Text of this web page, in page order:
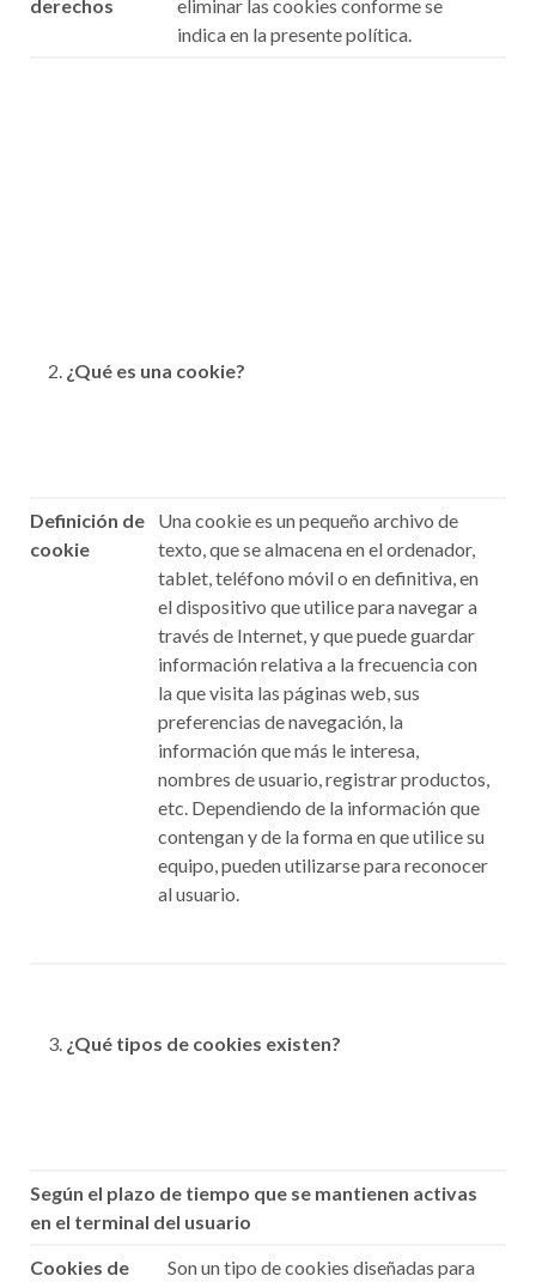
derechos
eliminar las cookies conforme se
indica en la presente política.
¿Qué es una cookie?
Definición de
cookie
Una cookie es un pequeño archivo de
texto, que se almacena en el ordenador,
tablet, teléfono móvil o en definitiva, en
el dispositivo que utilice para navegar a
través de Internet, y que puede guardar
información relativa a la frecuencia con
la que visita las páginas web, sus
preferencias de navegación, la
información que más le interesa,
nombres de usuario, registrar productos,
etc. Dependiendo de la información que
contengan y de la forma en que utilice su
equipo, pueden utilizarse para reconocer
al usuario.
¿Qué tipos de cookies existen?
Según el plazo de tiempo que se mantienen activas
en el terminal del usuario
Cookies de
Son un tipo de cookies diseñadas para